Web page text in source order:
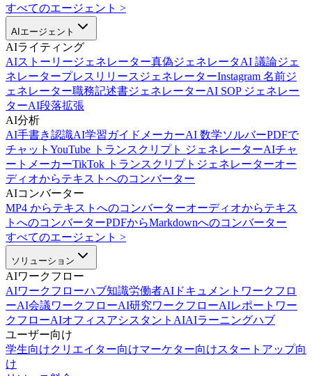
すべてのエージェント >
AIエージェント
AIライティング
AIストーリージェネレーター真偽ジェネレータAI 議論ジェ
ネレータープレスリリースジェネレーターInstagram 名前ジ
ェネレーター職務記述書ジェネレーターAI SOP ジェネレー
ターAI段落拡張
AI分析
AI手書き認識AI学習ガイドメーカーAI 数学ソルバーPDFで
チャット YouTube トランスクリプト ジェネレーターAIチャ
ートメーカーTikTok トランスクリプトジェネレーターオー
ディオからテキストへのコンバーター
AIコンバーター
MP4 からテキストへのコンバーターオーディオからテキス
トへのコンバーターPDFからMarkdownへのコンバーター
すべてのエージェント >
ソリューション
AIワークフロー
AIワークフローハブ知識労働者AI ドキュメントワークフロ
ーAI会議ワークフローAI研究ワークフローAIレポートワー
クフローAIオフィスアシスタントAIAIラーニングハブ
ユーザー向け
学生向けクリエイター向けマーケター向けスタートアップ向
け